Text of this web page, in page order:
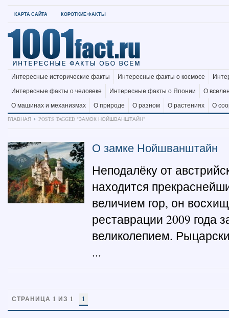
КАРТА САЙТА КОРОТКИЕ ФАКТЫ
Интересные исторические факты Интересные факты о космосе
Интересные факты о человеке
Интересные факты о Японии
О
О машинах и механизмах
О природе О разном О растениях
О
ГЛАВНАЯ
POSTS TAGGED "ЗАМОК НОЙШВАНШТАЙН"
О замке Нойшванштайн
Неподалёку от
находится
величием гор, он
реставрации 2009 года
великолепием.
...
СТРАНИЦА 1 ИЗ 1 1